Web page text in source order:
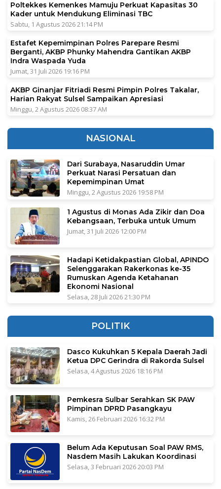
Poltekkes Kemenkes Mamuju Perkuat Kapasitas 30
Kader untuk Mendukung Eliminasi TBC
Sabtu, 1 Agustus 2026 21:14 PM
Estafet Kepemimpinan Polres Parepare Resmi
Berganti, AKBP Phunky Mahendra Gantikan AKBP
Indra Waspada Yuda
Jumat, 31 Juli 2026 19:16 PM
AKBP Ginanjar Fitriadi Resmi Pimpin Polres Takalar,
Harian Rakyat Sulsel Sampaikan Apresiasi
Minggu, 2 Agustus 2026 08:37 AM
NASIONAL
Dari Surabaya, Nasaruddin Umar
Perkuat Narasi Persatuan dan
Kepemimpinan Umat
Minggu, 2 Agustus 2026 19:58 PM
1 Agustus di Monas Ada Zikir dan Doa
Kebangsaan, Terbuka untuk Umum
Jumat, 31 Juli 2026 12:00 PM
Hadapi Ketidakpastian Global, APINDO
Selenggarakan Rakerkonas ke-35
Rumuskan Agenda Ketahanan
Ekonomi Nasional
Selasa, 28 Juli 2026 21:30 PM
POLITIK
Dasco Kukuhkan 5 Kepala Daerah Jadi
Ketua DPC Gerindra di Rakorda Sulsel
Selasa, 4 Agustus 2026 18:16 PM
Pemkesra Sulbar Serahkan SK PAW
Pimpinan DPRD Pasangkayu
Kamis, 26 Februari 2026 16:32 PM
Belum Ada Keputusan Soal PAW RMS,
Nasdem Masih Lakukan Koordinasi
Selasa, 3 Februari 2026 20:03 PM